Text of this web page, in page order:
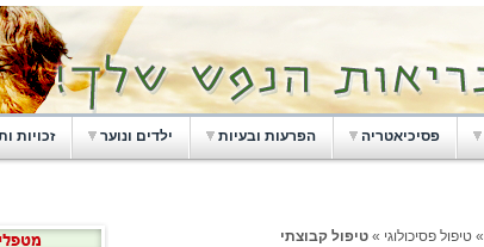
פסיכיאטריה הפרעות ובעיות ילדים ונוער זכויות
» טיפול פסיכולוגי » טיפול קבוצתי